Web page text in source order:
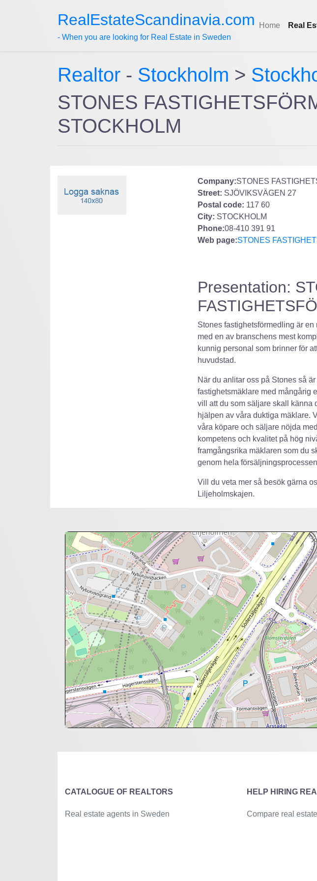
RealEstateScandinavia.com
- When you are looking for Real Estate in Sweden
Home Real
Realtor - Stockholm >
STONES
STOCKHOLM
Company:STONES
Street: SJÖVIKSVÄGEN 27
Postal code: 117 60
City: STOCKHOLM
Phone:08-410 391 91
Web page:STONES
Presentation:
Stones fastighetsförmedling är
med en av branschens mest
kunnig personal som brinner för
huvudstad.
När du anlitar oss på Stones så
fastighetsmäklare med mångårig
vill att du som säljare skall känna
hjälpen av våra duktiga mäklare.
våra köpare och säljare nöjda
kompetens och kvalitet på hög
framgångsrika mäklaren som du
genom hela
Vill du veta mer så besök gärna
Liljeholmskajen.
CATALOGUE OF REALTORS
Real estate agents in Sweden
HELP HIRING
Compare real